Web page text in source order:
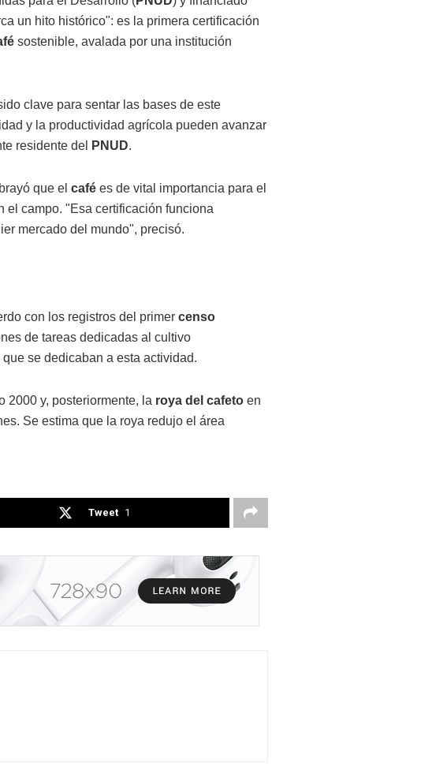
un hito histórico": es la primera certificación
sostenible, avalada por una institución
clave para sentar las bases de este
y la productividad agrícola pueden avanzar
residente del PNUD.
que el café es de vital importancia para el
el campo. "Esa certificación funciona
mercado del mundo", precisó.
con los registros del primer censo
de tareas dedicadas al cultivo
se dedicaban a esta actividad.
2000 y, posteriormente, la roya del cafeto en
Se estima que la roya redujo el área
Tweet 1